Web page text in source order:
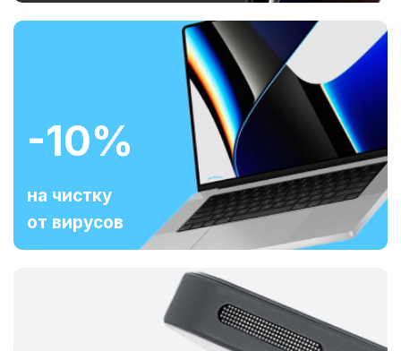
-10%
на чистку
от вирусов